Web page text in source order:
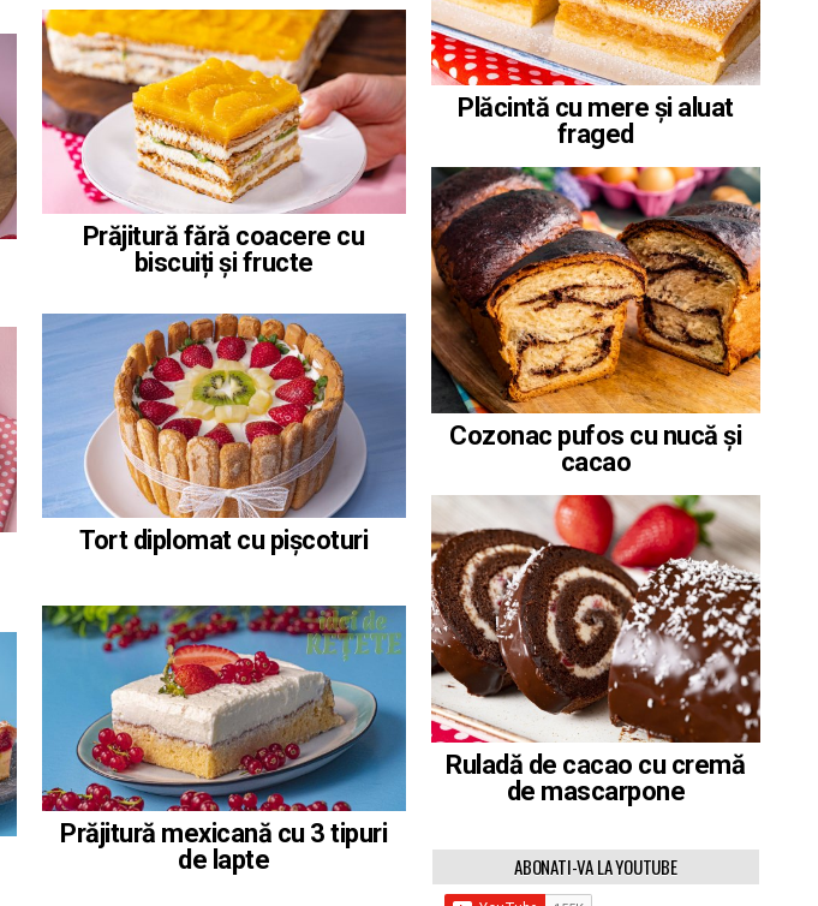
Prăjitură fără coacere cu
biscuiți și fructe
Tort diplomat cu pișcoturi
Prăjitură mexicană cu 3 tipuri
de lapte
Plăcintă cu mere și aluat
fraged
Cozonac pufos cu nucă și
cacao
Ruladă de cacao cu cremă
de mascarpone
ABONATI-VA LA YOUTUBE